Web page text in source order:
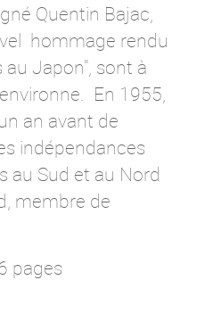
Quentin Bajac,
hommage rendu
Japon", sont à
En 1955,
an avant de
indépendances
au Sud et au Nord
membre de
pages